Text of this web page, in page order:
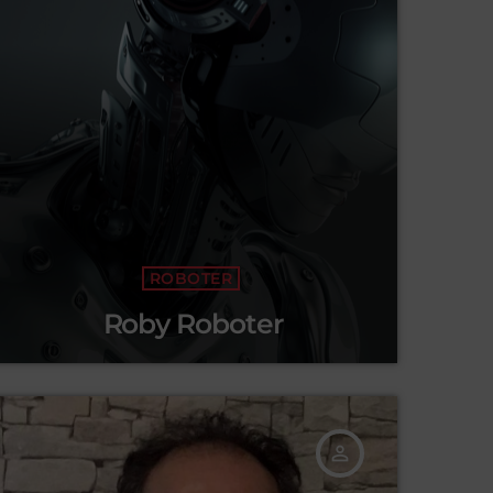
ROBOTER
Roby Roboter
person_outline